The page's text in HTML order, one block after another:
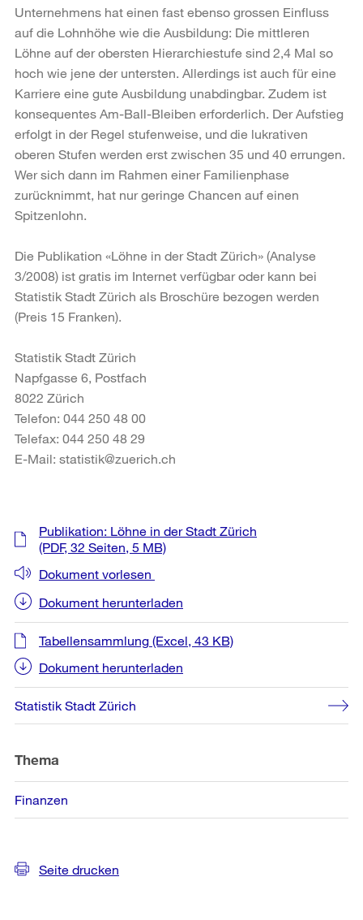
Unternehmens hat einen fast ebenso grossen Einfluss
auf die Lohnhöhe wie die Ausbildung: Die mittleren
Löhne auf der obersten Hierarchiestufe sind 2,4 Mal so
hoch wie jene der untersten. Allerdings ist auch für eine
Karriere eine gute Ausbildung unabdingbar. Zudem ist
konsequentes Am-Ball-Bleiben erforderlich. Der Aufstieg
erfolgt in der Regel stufenweise, und die lukrativen
oberen Stufen werden erst zwischen 35 und 40 errungen.
Wer sich dann im Rahmen einer Familienphase
zurücknimmt, hat nur geringe Chancen auf einen
Spitzenlohn.
Die Publikation «Löhne in der Stadt Zürich» (Analyse
3/2008) ist gratis im Internet verfügbar oder kann bei
Statistik Stadt Zürich als Broschüre bezogen werden
(Preis 15 Franken).
Statistik Stadt Zürich
Napfgasse 6, Postfach
8022 Zürich
Telefon: 044 250 48 00
Telefax: 044 250 48 29
E-Mail: statistik@zuerich.ch
Weitere
Informationen
Publikation: Löhne in der Stadt Zürich
(PDF, 32 Seiten, 5 MB)
Dokument vorlesen
Dokument herunterladen
Tabellensammlung (Excel, 43 KB)
Dokument herunterladen
Statistik Stadt Zürich
Thema
Finanzen
Seite drucken